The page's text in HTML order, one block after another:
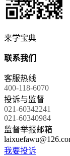
来学宝典
联系我们
客服热线
400-118-6070
投诉与监督
021-60342241
021-60340984
监督举报邮箱
我要投诉